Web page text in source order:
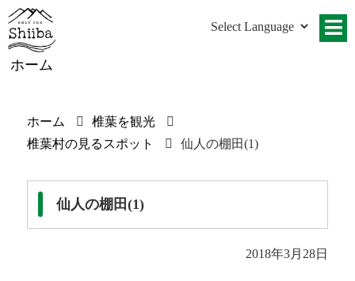
ホーム
ホーム
椎葉を観光
椎葉村の見るスポット
仙人の棚田(1)
仙人の棚田(1)
2018年3月28日